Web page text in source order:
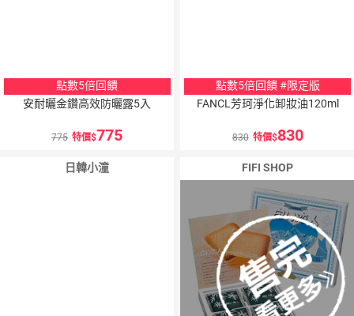
點數5倍回饋
安耐曬金鑽高效防曬露5入
775 特價 775
點數5倍回饋 #限定版
FANCL芳珂淨化卸妝油120ml
830 特價 830
日韓小潼 FIFI SHOP